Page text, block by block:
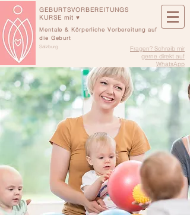
Mentale & Körperliche Vorbereitung auf
die Geburt
Salzburg
Fragen? Schreib mir
gerne direkt auf
WhatsApp
GEBURTSVORBEREITUNGS
KURSE mit ♥